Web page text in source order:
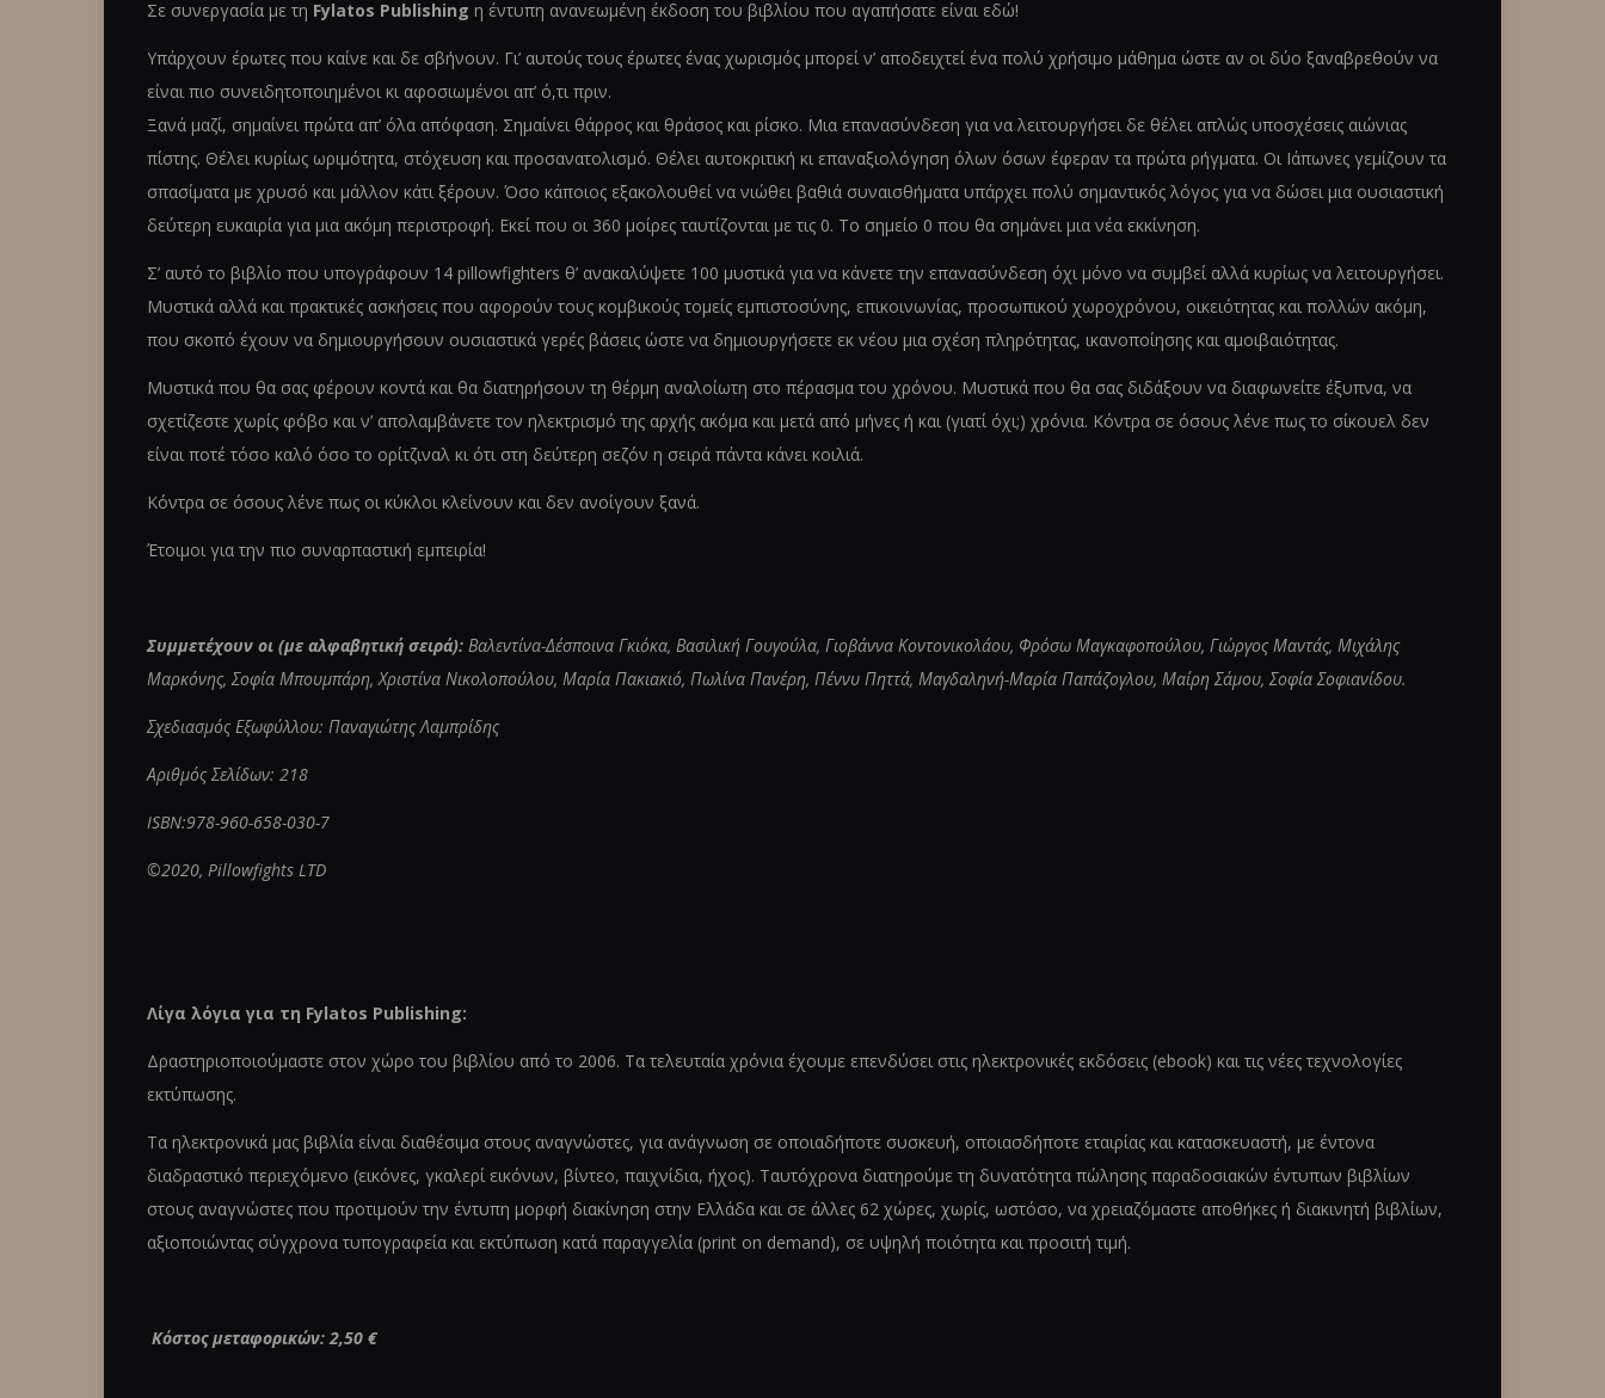
Σε συνεργασία με τη Fylatos Publishing η έντυπη ανανεωμένη έκδοση του βιβλίου που αγαπήσατε είναι εδώ!
Υπάρχουν έρωτες που καίνε και δε σβήνουν. Γι’ αυτούς τους έρωτες ένας χωρισμός μπορεί ν’ αποδειχτεί ένα πολύ χρήσιμο μάθημα ώστε αν οι δύο ξαναβρεθούν να
είναι πιο συνειδητοποιημένοι κι αφοσιωμένοι απ’ ό,τι πριν.
Ξανά μαζί, σημαίνει πρώτα απ’ όλα απόφαση. Σημαίνει θάρρος και θράσος και ρίσκο. Μια επανασύνδεση για να λειτουργήσει δε θέλει απλώς υποσχέσεις αιώνιας
πίστης. Θέλει κυρίως ωριμότητα, στόχευση και προσανατολισμό. Θέλει αυτοκριτική κι επαναξιολόγηση όλων όσων έφεραν τα πρώτα ρήγματα. Οι Ιάπωνες γεμίζουν τα
σπασίματα με χρυσό και μάλλον κάτι ξέρουν. Όσο κάποιος εξακολουθεί να νιώθει βαθιά συναισθήματα υπάρχει πολύ σημαντικός λόγος για να δώσει μια ουσιαστική
δεύτερη ευκαιρία για μια ακόμη περιστροφή. Εκεί που οι 360 μοίρες ταυτίζονται με τις 0. Το σημείο 0 που θα σημάνει μια νέα εκκίνηση.
Σ’ αυτό το βιβλίο που υπογράφουν 14 pillowfighters θ’ ανακαλύψετε 100 μυστικά για να κάνετε την επανασύνδεση όχι μόνο να συμβεί αλλά κυρίως να λειτουργήσει.
Μυστικά αλλά και πρακτικές ασκήσεις που αφορούν τους κομβικούς τομείς εμπιστοσύνης, επικοινωνίας, προσωπικού χωροχρόνου, οικειότητας και πολλών ακόμη,
που σκοπό έχουν να δημιουργήσουν ουσιαστικά γερές βάσεις ώστε να δημιουργήσετε εκ νέου μια σχέση πληρότητας, ικανοποίησης και αμοιβαιότητας.
Μυστικά που θα σας φέρουν κοντά και θα διατηρήσουν τη θέρμη αναλοίωτη στο πέρασμα του χρόνου. Μυστικά που θα σας διδάξουν να διαφωνείτε έξυπνα, να
σχετίζεστε χωρίς φόβο και ν’ απολαμβάνετε τον ηλεκτρισμό της αρχής ακόμα και μετά από μήνες ή και (γιατί όχι;) χρόνια. Κόντρα σε όσους λένε πως το σίκουελ δεν
είναι ποτέ τόσο καλό όσο το ορίτζιναλ κι ότι στη δεύτερη σεζόν η σειρά πάντα κάνει κοιλιά.
Κόντρα σε όσους λένε πως οι κύκλοι κλείνουν και δεν ανοίγουν ξανά.
Έτοιμοι για την πιο συναρπαστική εμπειρία!
Συμμετέχουν οι (με αλφαβητική σειρά): Βαλεντίνα-Δέσποινα Γκιόκα, Βασιλική Γουγούλα, Γιοβάννα Κοντονικολάου, Φρόσω Μαγκαφοπούλου, Γιώργος Μαντάς, Μιχάλης
Μαρκόνης, Σοφία Μπουμπάρη, Χριστίνα Νικολοπούλου, Μαρία Πακιακιό, Πωλίνα Πανέρη, Πέννυ Πηττά, Μαγδαληνή-Μαρία Παπάζογλου, Μαίρη Σάμου, Σοφία Σοφιανίδου.
Σχεδιασμός Εξωφύλλου: Παναγιώτης Λαμπρίδης
Αριθμός Σελίδων: 218
ISBN:978-960-658-030-7
©2020, Pillowfights LTD
Λίγα λόγια για τη Fylatos Publishing:
Δραστηριοποιούμαστε στον χώρο του βιβλίου από το 2006. Τα τελευταία χρόνια έχουμε επενδύσει στις ηλεκτρονικές εκδόσεις (ebook) και τις νέες τεχνολογίες
εκτύπωσης.
Τα ηλεκτρονικά μας βιβλία είναι διαθέσιμα στους αναγνώστες, για ανάγνωση σε οποιαδήποτε συσκευή, οποιασδήποτε εταιρίας και κατασκευαστή, με έντονα
διαδραστικό περιεχόμενο (εικόνες, γκαλερί εικόνων, βίντεο, παιχνίδια, ήχος). Ταυτόχρονα διατηρούμε τη δυνατότητα πώλησης παραδοσιακών έντυπων βιβλίων
στους αναγνώστες που προτιμούν την έντυπη μορφή διακίνηση στην Ελλάδα και σε άλλες 62 χώρες, χωρίς, ωστόσο, να χρειαζόμαστε αποθήκες ή διακινητή βιβλίων,
αξιοποιώντας σύγχρονα τυπογραφεία και εκτύπωση κατά παραγγελία (print on demand), σε υψηλή ποιότητα και προσιτή τιμή.
Κόστος μεταφορικών: 2,50 €